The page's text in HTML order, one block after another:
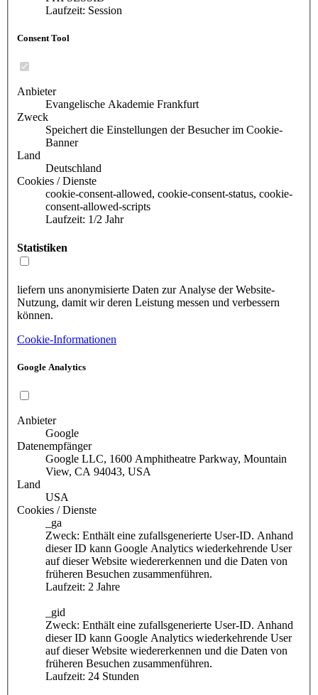
Laufzeit: Session
Consent Tool
Anbieter
Evangelische Akademie Frankfurt
Zweck
Speichert die Einstellungen der Besucher im Cookie-
Banner
Land
Deutschland
Cookies / Dienste
cookie-consent-allowed, cookie-consent-status, cookie-
consent-allowed-scripts
Laufzeit: 1/2 Jahr
Statistiken
liefern uns anonymisierte Daten zur Analyse der Website-
Nutzung, damit wir deren Leistung messen und verbessern
können.
Cookie-Informationen
Google Analytics
Anbieter
Google
Datenempfänger
Google LLC, 1600 Amphitheatre Parkway, Mountain
View, CA 94043, USA
Land
USA
Cookies / Dienste
_ga
Zweck: Enthält eine zufallsgenerierte User-ID. Anhand
dieser ID kann Google Analytics wiederkehrende User
auf dieser Website wiedererkennen und die Daten von
früheren Besuchen zusammenführen.
Laufzeit: 2 Jahre
_gid
Zweck: Enthält eine zufallsgenerierte User-ID. Anhand
dieser ID kann Google Analytics wiederkehrende User
auf dieser Website wiedererkennen und die Daten von
früheren Besuchen zusammenführen.
Laufzeit: 24 Stunden